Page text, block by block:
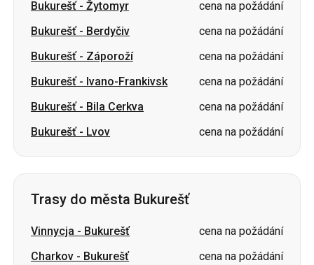
Bukurešť- Žytomyr
cena na požádání
Bukurešť- Berdyčiv
cena na požádání
Bukurešť- Záporoží
cena na požádání
Bukurešť- Ivano-Frankivsk
cena na požádání
Bukurešť- Bila Cerkva
cena na požádání
Bukurešť- Lvov cena na požádání
Trasy do města Bukurešť
Vinnycja - Bukurešť
cena na požádání
Charkov - Bukurešť
cena na požádání